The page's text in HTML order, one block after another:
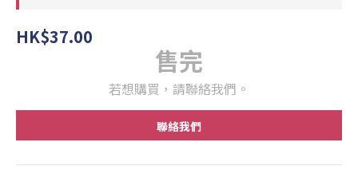
HK$37.00
售完
若想購買，請聯絡我們。
聯絡我們